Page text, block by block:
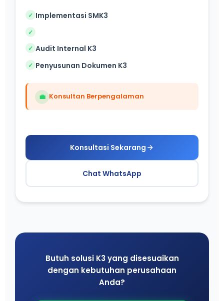
✓ Implementasi SMK3
✓
✓ Audit Internal K3
✓ Penyusunan Dokumen K3
💼 Konsultan Berpengalaman
Konsultasi Sekarang
Chat WhatsApp
Butuh solusi K3 yang disesuaikan
dengan kebutuhan perusahaan
Anda?